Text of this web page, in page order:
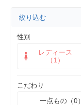
絞り込む
性別
レディース
（1）
こだわり
一点もの（0）